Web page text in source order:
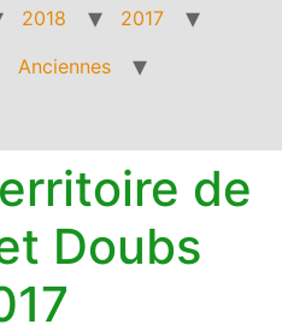
2018
2017
Anciennes
de
Doubs